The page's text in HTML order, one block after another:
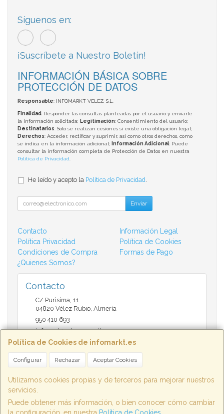
Política de Cookies de infomarkt.es
Configurar Rechazar Aceptar Cookies
Utilizamos cookies propias y de terceros para mejorar nuestros
servicios.
Puede obtener más información, o bien conocer cómo cambiar
Síguenos en:
¡Suscríbete a Nuestro Boletín!
INFORMACIÓN BÁSICA SOBRE
PROTECCIÓN DE DATOS
Responsable: INFOMARKT VELEZ, S.L.
Finalidad: Responder las consultas planteadas por el usuario y enviarle
la información solicitada; Legitimación: Consentimiento del usuario;
Destinatarios: Solo se realizan cesiones si existe una obligación legal;
Derechos: Acceder, rectificar y suprimir, así como otros derechos, como
se indica en la información adicional;
Información Adicional: Puede
consultar la información completa de Protección de Datos en nuestra
Política de Privacidad
He leído y acepto la Política de Privacidad
Enviar
Contacto
Información Legal
Política Privacidad
Política de Cookies
Condiciones de Compra
Formas de Pago
¿Quienes Somos?
Contacto
C/ Purisima, 11
04820 Vélez Rubio Almería
950 410 693
infomarktvelez@gmail.com
Horario
9:30 a 14:00 y de 17:00 a 20:30